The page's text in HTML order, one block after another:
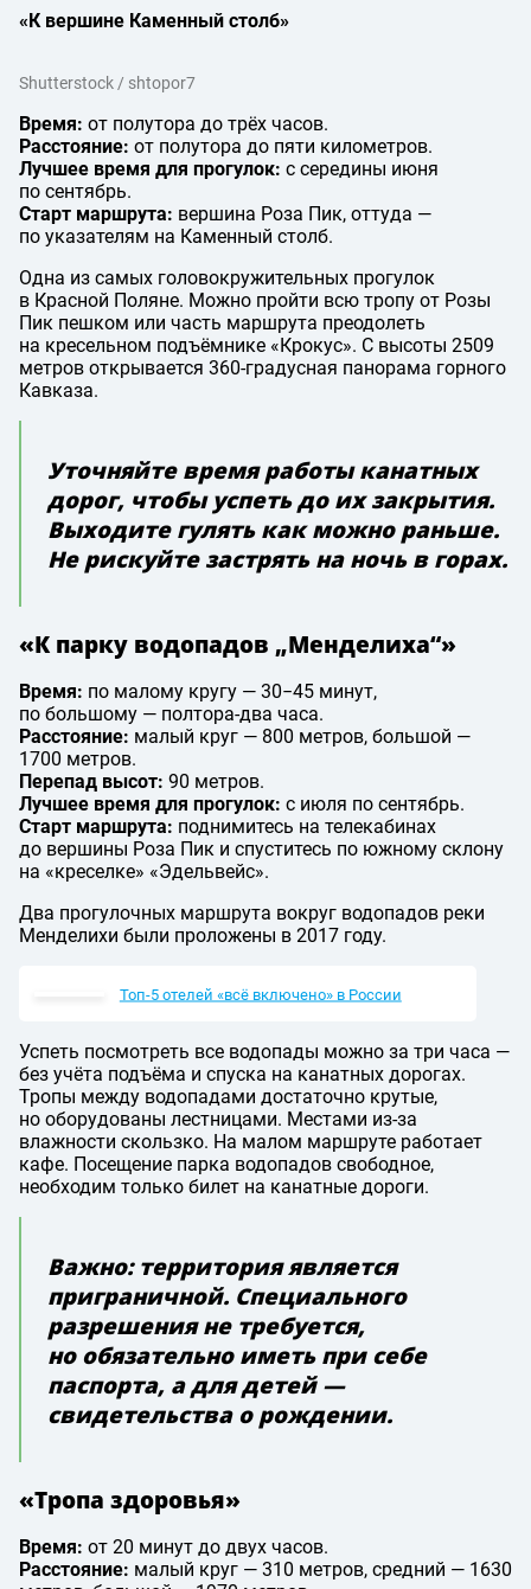
«К вершине Каменный столб»
Shutterstock / shtopor7
Время: от полутора до трёх часов.
Расстояние: от полутора до пяти километров.
Лучшее время для прогулок: с середины июня
по сентябрь.
Старт маршрута: вершина Роза Пик, оттуда —
по указателям на Каменный столб.
Одна из самых головокружительных прогулок
в Красной Поляне. Можно пройти всю тропу от Розы
Пик пешком или часть маршрута преодолеть
на кресельном подъёмнике «Крокус». С высоты 2509
метров открывается 360-градусная панорама горного
Кавказа.
Уточняйте время работы канатных
дорог, чтобы успеть до их закрытия.
Выходите гулять как можно раньше.
Не рискуйте застрять на ночь в горах.
«К парку водопадов „Менделиха“»
Время: по малому кругу — 30−45 минут,
по большому — полтора-два часа.
Расстояние: малый круг — 800 метров, большой —
1700 метров.
Перепад высот: 90 метров.
Лучшее время для прогулок: с июля по сентябрь.
Старт маршрута: поднимитесь на телекабинах
до вершины Роза Пик и спуститесь по южному склону
на «креселке» «Эдельвейс».
Два прогулочных маршрута вокруг водопадов реки
Менделихи были проложены в 2017 году.
Топ-5 отелей «всё включено» в России
Успеть посмотреть все водопады можно за три часа —
без учёта подъёма и спуска на канатных дорогах.
Тропы между водопадами достаточно крутые,
но оборудованы лестницами. Местами из-за
влажности скользко. На малом маршруте работает
кафе. Посещение парка водопадов свободное,
необходим только билет на канатные дороги.
Важно: территория является
приграничной. Специального
разрешения не требуется,
но обязательно иметь при себе
паспорта, а для детей —
свидетельства о рождении.
«Тропа здоровья»
Время: от 20 минут до двух часов.
Расстояние: малый круг — 310 метров, средний — 1630